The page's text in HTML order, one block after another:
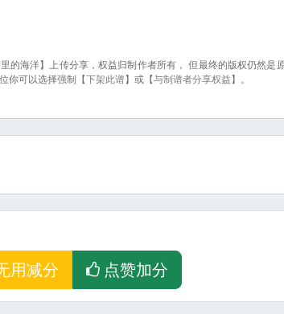
的海洋】上传分享，权益归制作者所有， 但最终的版权仍然是
你可以选择强制【下架此谱】或【与制谱者分享权益】。
用减分 点赞加分